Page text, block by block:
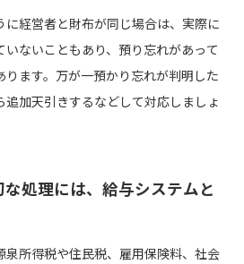
経営者と財布が同じ場合は、実際に
ないこともあり、預り忘れがあって
ます。万が一預かり忘れが判明した
加天引きするなどして対応しましょ
な処理には、給与システムと
所得税や住民税、雇用保険料、社会